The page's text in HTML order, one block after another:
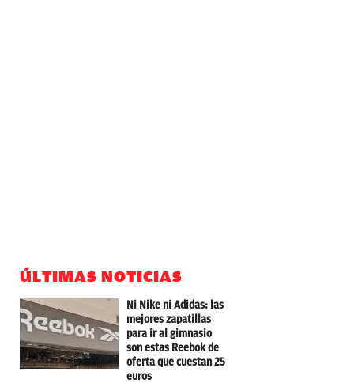
ÚLTIMAS NOTICIAS
Ni Nike ni Adidas: las
mejores zapatillas
para ir al gimnasio
son estas Reebok de
oferta que cuestan 25
euros